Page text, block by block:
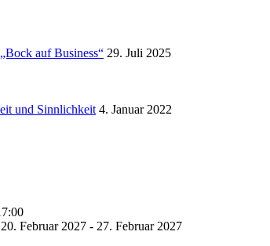
auf Business“ 29. Juli 2025
und Sinnlichkeit 4. Januar 2022
20. Februar 2027 - 27. Februar 2027